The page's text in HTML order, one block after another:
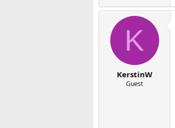
K
KerstinW
Guest